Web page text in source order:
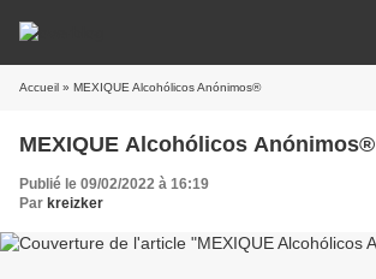
Accueil » MEXIQUE Alcohólicos Anónimos®
MEXIQUE Alcohólicos Anónimos®
Publié le 09/02/2022 à 16:19
Par kreizker